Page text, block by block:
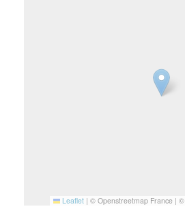
Leaflet | © Openstreetmap France | ©